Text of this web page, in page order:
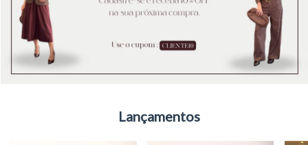
Lançamentos